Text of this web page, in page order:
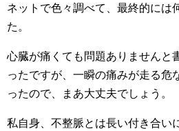
ネットで色々調べて、最終的には
た。
心臓が痛くても問題ありませんと
ったですが、一瞬の痛みが走る危
ったので、まあ大丈夫でしょう。
私自身、不整脈とは長い付き合い